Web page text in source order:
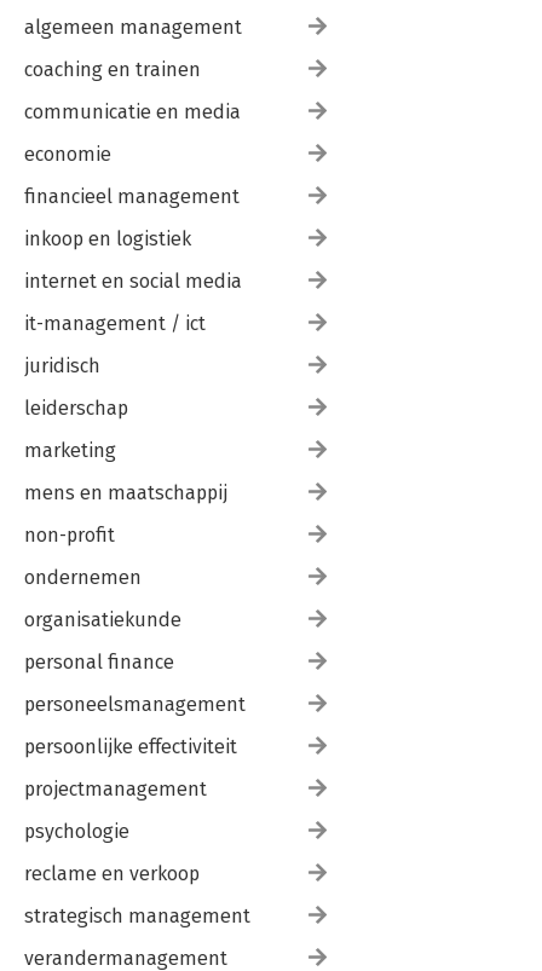
algemeen management
coaching en trainen
communicatie en media
economie
financieel management
inkoop en logistiek
internet en social media
it-management / ict
juridisch
leiderschap
marketing
mens en maatschappij
non-profit
ondernemen
organisatiekunde
personal finance
personeelsmanagement
persoonlijke effectiviteit
projectmanagement
psychologie
reclame en verkoop
strategisch management
verandermanagement